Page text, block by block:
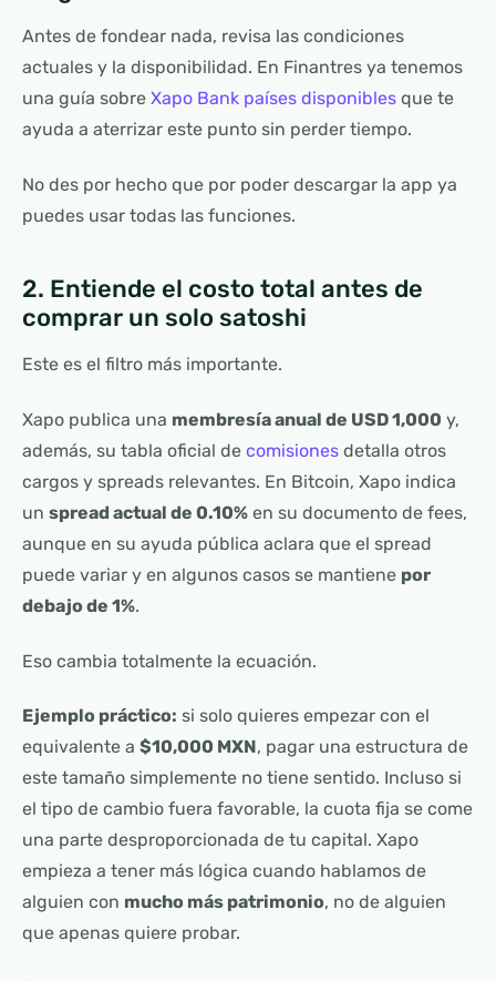
Antes de fondear nada, revisa las condiciones
actuales y la disponibilidad. En Finantres ya tenemos
una guía sobre Xapo Bank países disponibles que te
ayuda a aterrizar este punto sin perder tiempo.
No des por hecho que por poder descargar la app ya
puedes usar todas las funciones.
2. Entiende el costo total antes de
comprar un solo satoshi
Este es el filtro más importante.
Xapo publica una membresía anual de USD 1,000 y,
además, su tabla oficial de comisiones detalla otros
cargos y spreads relevantes. En Bitcoin, Xapo indica
un spread actual de 0.10% en su documento de fees,
aunque en su ayuda pública aclara que el spread
puede variar y en algunos casos se mantiene por
debajo de 1%.
Eso cambia totalmente la ecuación.
Ejemplo práctico: si solo quieres empezar con el
equivalente a $10,000 MXN, pagar una estructura de
este tamaño simplemente no tiene sentido. Incluso si
el tipo de cambio fuera favorable, la cuota fija se come
una parte desproporcionada de tu capital. Xapo
empieza a tener más lógica cuando hablamos de
alguien con mucho más patrimonio, no de alguien
que apenas quiere probar.